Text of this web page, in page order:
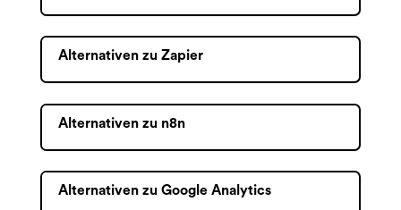
Alternativen zu Zapier
Alternativen zu n8n
Alternativen zu Google Analytics